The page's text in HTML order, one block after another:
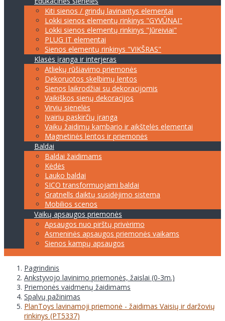
Kiti sienos / grindų lavinantys elementai
Lokki sienos elementų rinkinys "GYVŪNAI"
Lokki sienos elementų rinkinys "Jūreiviai"
PLUG IT elementai
Sienos elementų rinkinys "VIKŠRAS"
Klasės įranga ir interjeras
Atliekų rūšiavimo priemonės
Dekoruotos skelbimų lentos
Sienos laikrodžiai su dekoracijomis
Vaikiškos sienų dekoracijos
Virvių sienelės
Įvairių paskirčių įranga
Vaikų žaidimų kambario ir aikštelės elementai
Magnetinės lentos ir priemonės
Baldai
Baldai žaidimams
Kėdės
Lauko baldai
SICO transformuojami baldai
Gratnells daiktų susidėjimo sistema
Mobilios scenos
Vaikų apsaugos priemonės
Apsaugos nuo pirštų privėrimo
Asmeninės apsaugos priemonės vaikams
Sienos kampų apsaugos
Pagrindinis
Ankstyvojo lavinimo priemonės, žaislai (0-3m.)
Priemonės vaidmenų žaidimams
Spalvų pažinimas
PlanToys lavinamoji priemonė - žaidimas Vaisių ir daržovių
rinkinys (PT5337)